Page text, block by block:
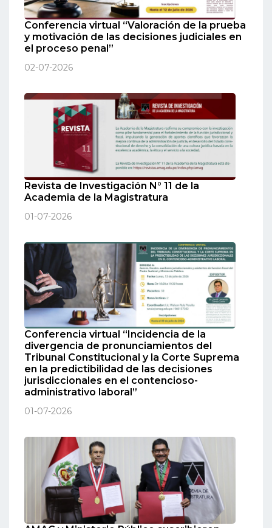
Conferencia virtual “Valoración de la prueba
y motivación de las decisiones judiciales en
el proceso penal”
02-07-2026
Revista de Investigación N° 11 de la
Academia de la Magistratura
01-07-2026
Conferencia virtual “Incidencia de la
divergencia de pronunciamientos del
Tribunal Constitucional y la Corte Suprema
en la predictibilidad de las decisiones
jurisdiccionales en el contencioso-
administrativo laboral”
01-07-2026